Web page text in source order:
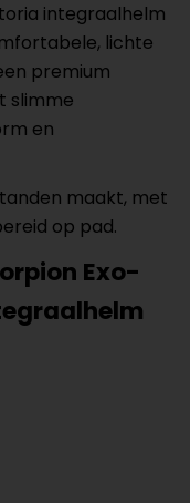
integraalhelm
lichte
premium
slimme
en
maakt, met
op pad.
Exo-